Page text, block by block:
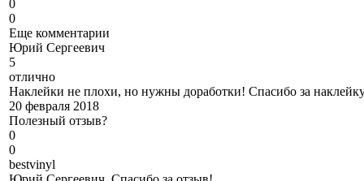
0
0
Еще комментарии
Юрий Сергеевич
5
отлично
Наклейки не плохи, но нужны доработки! Спасибо за
20 февраля 2018
Полезный отзыв?
0
0
bestvinyl